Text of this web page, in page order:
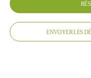
ENVOYER LES